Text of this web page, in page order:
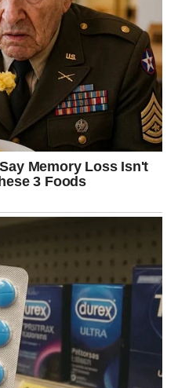
koje planiraju pokrenuti
o velikoj promjeni.
VAM
životu postoji osoba koja bi
što trenutno mislite.
jednom razgovoru,
prilika koja će vam
iskreno žele dobro.
ZAJEDNO